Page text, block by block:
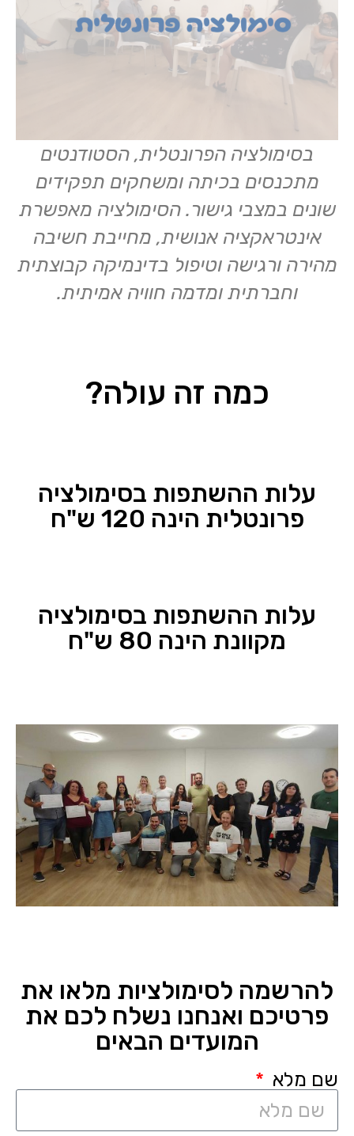
בסימולציה הפרונטלית, הסטודנטים
מתכנסים בכיתה ומשחקים תפקידים
שונים במצבי גישור. הסימולציה מאפשרת
אינטראקציה אנושית, מחייבת חשיבה
מהירה ורגישה וטיפול בדינמיקה קבוצתית
וחברתית ומדמה חוויה אמיתית.
כמה זה עולה?
עלות ההשתפות בסימולציה
פרונטלית הינה 120 ש"ח
עלות ההשתפות בסימולציה
מקוונת הינה 80 ש"ח
להרשמה לסימולציות מלאו את
פרטיכם ואנחנו נשלח לכם את
המועדים הבאים
שם מלא